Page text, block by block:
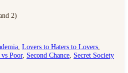
2)
Lovers to Haters to Lovers
Poor, Second Chance Secret Society